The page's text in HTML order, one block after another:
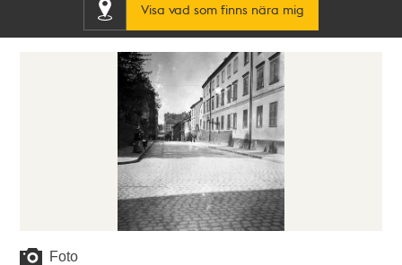
Visa vad som finns nära mig
Foto